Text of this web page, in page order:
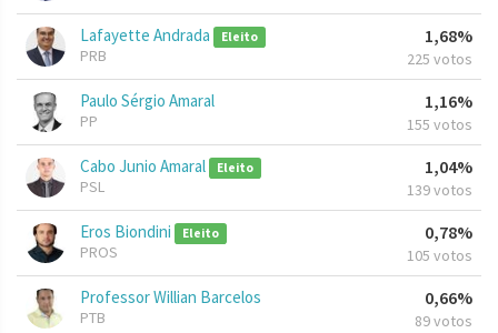
Lafayette Andrada Eleito
PRB
1,68%
225 votos
Paulo Sérgio Amaral
PP
1,16%
155 votos
Cabo Junio Amaral Eleito
PSL
1,04%
139 votos
Eros Biondini Eleito
PROS
0,78%
105 votos
Professor Willian Barcelos
PTB
0,66%
89 votos